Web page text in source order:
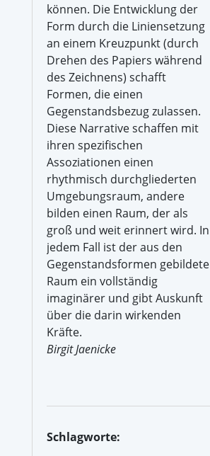
können. Die Entwicklung der
Form durch die Liniensetzung
an einem Kreuzpunkt (durch
Drehen des Papiers während
des Zeichnens) schafft
Formen, die einen
Gegenstandsbezug zulassen.
Diese Narrative schaffen mit
ihren spezifischen
Assoziationen einen
rhythmisch durchgliederten
Umgebungsraum, andere
bilden einen Raum, der als
groß und weit erinnert wird. In
jedem Fall ist der aus den
Gegenstandsformen gebildete
Raum ein vollständig
imaginärer und gibt Auskunft
über die darin wirkenden
Kräfte.
Birgit Jaenicke
Schlagworte: